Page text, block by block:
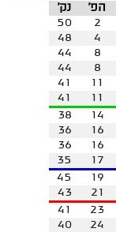
נק' הפ'
50
2
48
4
44
8
44
8
41
11
41
11
38
14
36
16
36
16
35
17
45
19
43
21
41
23
40
24